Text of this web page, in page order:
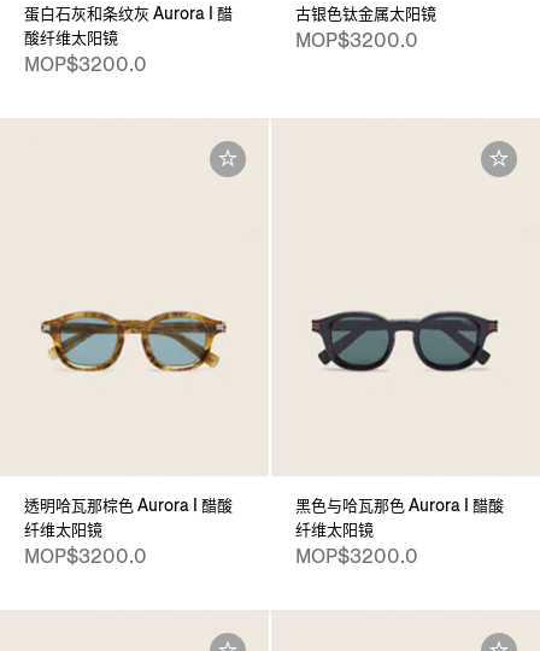
蛋白石灰和条纹灰 Aurora I 醋
酸纤维太阳镜
MOP$3200.0
古银色钛金属太阳镜
MOP$3200.0
透明哈瓦那棕色 Aurora I 醋酸
纤维太阳镜
MOP$3200.0
黑色与哈瓦那色 Aurora I 醋酸
纤维太阳镜
MOP$3200.0